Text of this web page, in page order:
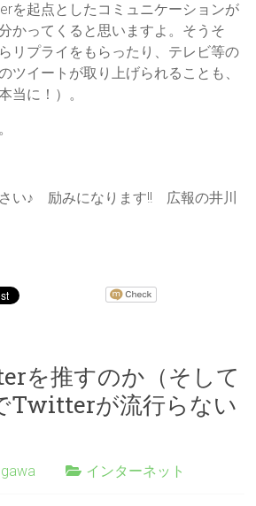
を起点としたコミュニケーションが
かってくると思いますよ。そうそ
リプライをもらったり、テレビ等の
ツイートが取り上げられることも、
当に！）。
い♪ 励みになります!! 広報の井川
を推すのか（そして
Twitterが流行らない
インターネット